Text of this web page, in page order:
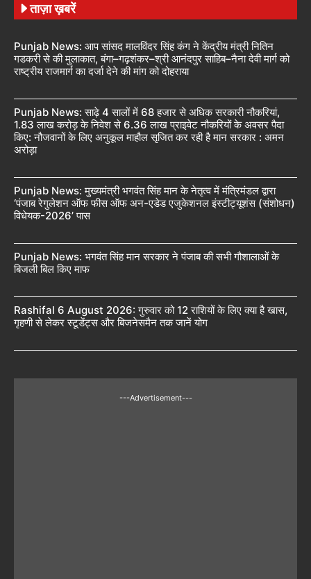
ताज़ा ख़बरें
Punjab News: आप सांसद मालविंदर सिंह कंग ने केंद्रीय मंत्री नितिन
गडकरी से की मुलाकात, बंगा–गढ़शंकर–श्री आनंदपुर साहिब–नैना देवी मार्ग को
राष्ट्रीय राजमार्ग का दर्जा देने की मांग को दोहराया
Punjab News: साढ़े 4 सालों में 68 हजार से अधिक सरकारी नौकरियां,
1.83 लाख करोड़ के निवेश से 6.36 लाख प्राइवेट नौकरियों के अवसर पैदा
किए: नौजवानों के लिए अनुकूल माहौल सृजित कर रही है मान सरकार : अमन
अरोड़ा
Punjab News: मुख्यमंत्री भगवंत सिंह मान के नेतृत्व में मंत्रिमंडल द्वारा
‘पंजाब रेगुलेशन ऑफ फीस ऑफ अन-एडेड एजुकेशनल इंस्टीट्यूशंस (संशोधन)
विधेयक-2026’ पास
Punjab News: भगवंत सिंह मान सरकार ने पंजाब की सभी गौशालाओं के
बिजली बिल किए माफ
Rashifal 6 August 2026: गुरुवार को 12 राशियों के लिए क्या है खास,
गृहणी से लेकर स्टूडेंट्स और बिजनेसमैन तक जानें योग
---Advertisement---